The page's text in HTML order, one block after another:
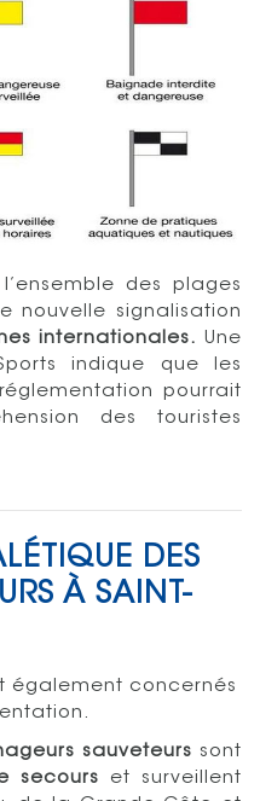
des plages
nouvelle signalisation
internationales. Une
indique que les
pourrait
des touristes
DES
À SAINT-
également concernés
sauveteurs sont
secours et surveillent